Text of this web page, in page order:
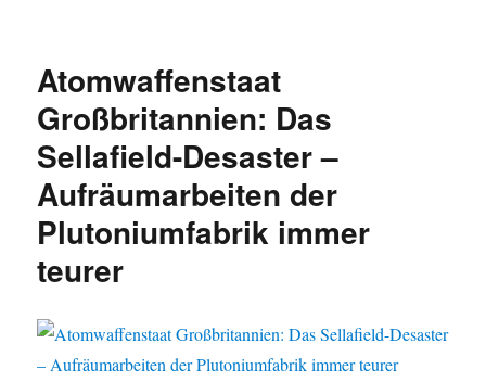
Atomwaffenstaat
Großbritannien: Das
Sellafield-Desaster –
Aufräumarbeiten der
Plutoniumfabrik immer
teurer